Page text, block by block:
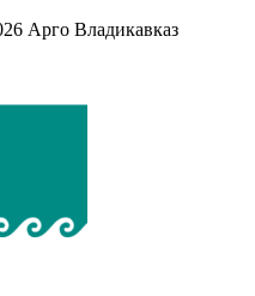
Арго Владикавказ